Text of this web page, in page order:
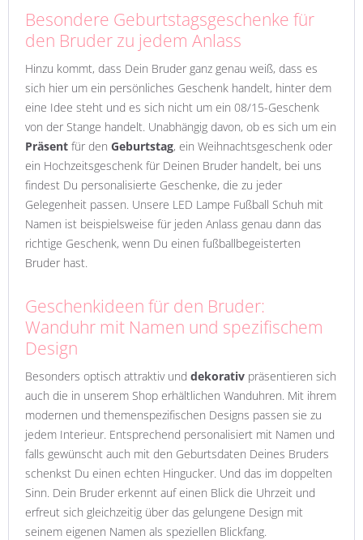
Besondere Geburtstagsgeschenke für
den Bruder zu jedem Anlass
Hinzu kommt, dass Dein Bruder ganz genau weiß, dass es
sich hier um ein persönliches Geschenk handelt, hinter dem
eine Idee steht und es sich nicht um ein 08/15-Geschenk
von der Stange handelt. Unabhängig davon, ob es sich um ein
Präsent für den Geburtstag, ein Weihnachtsgeschenk oder
ein Hochzeitsgeschenk für Deinen Bruder handelt, bei uns
findest Du personalisierte Geschenke, die zu jeder
Gelegenheit passen. Unsere LED Lampe Fußball Schuh mit
Namen ist beispielsweise für jeden Anlass genau dann das
richtige Geschenk, wenn Du einen fußballbegeisterten
Bruder hast.
Geschenkideen für den Bruder:
Wanduhr mit Namen und spezifischem
Design
Besonders optisch attraktiv und dekorativ präsentieren sich
auch die in unserem Shop erhältlichen Wanduhren. Mit ihrem
modernen und themenspezifischen Designs passen sie zu
jedem Interieur. Entsprechend personalisiert mit Namen und
falls gewünscht auch mit den Geburtsdaten Deines Bruders
schenkst Du einen echten Hingucker. Und das im doppelten
Sinn. Dein Bruder erkennt auf einen Blick die Uhrzeit und
erfreut sich gleichzeitig über das gelungene Design mit
seinem eigenen Namen als speziellen Blickfang.